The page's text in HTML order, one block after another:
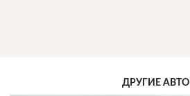
ДРУГИЕ АВТО